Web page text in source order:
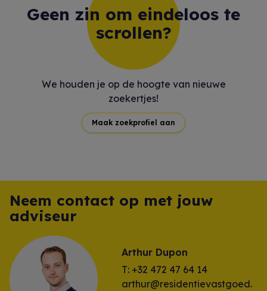
Geen zin om eindeloos te
scrollen?
We houden je op de hoogte van nieuwe
zoekertjes!
Maak zoekprofiel aan
Neem contact op met jouw
adviseur
Arthur Dupon
T: +32 472 47 64 14
arthur@residentievastgoed.